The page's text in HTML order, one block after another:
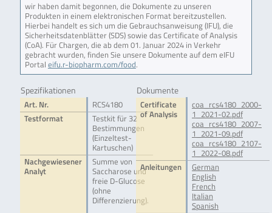
wir haben damit begonnen, die Dokumente zu unseren
Produkten in einem elektronischen Format bereitzustellen.
Hierbei handelt es sich um die Gebrauchsanweisung (IFU), die
Sicherheitsdatenblätter (SDS) sowie das Certificate of Analysis
(CoA). Für Chargen, die ab dem 01. Januar 2024 in Verkehr
gebracht wurden, finden Sie unsere Dokumente auf dem eIFU
Portal eifu.r-biopharm.com/food.
Spezifikationen
Art. Nr.
RCS4180
Testformat
Testkit für 32
Bestimmungen
(Einzeltest-
Kartuschen)
Nachgewiesener
Analyt
Summe von
Saccharose und
freie D-Glucose
(ohne
Differenzierung).
Dokumente
Certificate
of Analysis
coa_rcs4180_2000-
1_2021-02.pdf
coa_rcs4180_2007-
1_2021-09.pdf
coa_rcs4180_2107-
1_2022-08.pdf
Anleitungen
German
English
French
Italian
Spanish